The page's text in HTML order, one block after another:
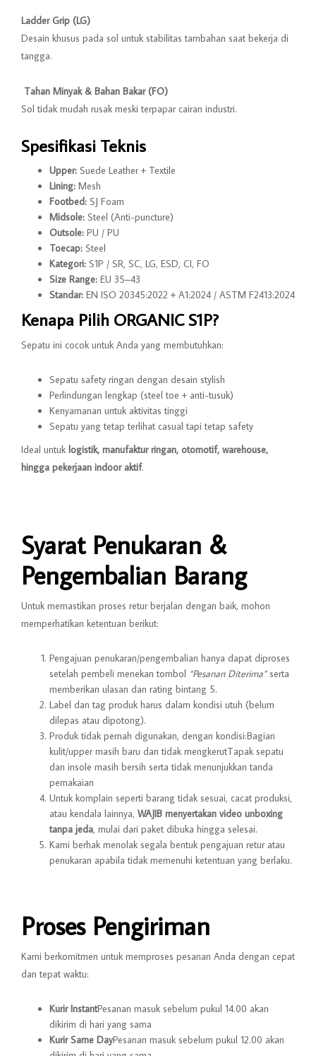
Ladder Grip (LG)
Desain khusus pada sol untuk stabilitas tambahan saat bekerja di
tangga.
️ Tahan Minyak & Bahan Bakar (FO)
Sol tidak mudah rusak meski terpapar cairan industri.
Spesifikasi Teknis
Upper: Suede Leather + Textile
Lining: Mesh
Footbed: SJ Foam
Midsole: Steel (Anti-puncture)
Outsole: PU / PU
Toecap: Steel
Kategori: S1P / SR, SC, LG, ESD, CI, FO
Size Range: EU 35–43
Standar: EN ISO 20345:2022 + A1:2024 / ASTM F2413:2024
Kenapa Pilih ORGANIC S1P?
Sepatu ini cocok untuk Anda yang membutuhkan:
Sepatu safety ringan dengan desain stylish
Perlindungan lengkap (steel toe + anti-tusuk)
Kenyamanan untuk aktivitas tinggi
Sepatu yang tetap terlihat casual tapi tetap safety
Ideal untuk logistik, manufaktur ringan, otomotif, warehouse,
hingga pekerjaan indoor aktif.
Syarat Penukaran &
Pengembalian Barang
Untuk memastikan proses retur berjalan dengan baik, mohon
memperhatikan ketentuan berikut:
Pengajuan penukaran/pengembalian hanya dapat diproses
setelah pembeli menekan tombol “Pesanan Diterima”serta
memberikan ulasan dan rating bintang 5.
Label dan tag produk harus dalam kondisi utuh (belum
dilepas atau dipotong).
Produk tidak pernah digunakan, dengan kondisi:Bagian
kulit/upper masih baru dan tidak mengkerutTapak sepatu
dan insole masih bersih serta tidak menunjukkan tanda
pemakaian
Untuk komplain seperti barang tidak sesuai, cacat produksi,
atau kendala lainnya, WAJIB menyertakan video unboxing
tanpa jeda, mulai dari paket dibuka hingga selesai.
Kami berhak menolak segala bentuk pengajuan retur atau
penukaran apabila tidak memenuhi ketentuan yang berlaku.
Proses Pengiriman
Kami berkomitmen untuk memproses pesanan Anda dengan cepat
dan tepat waktu:
Kurir InstantPesanan masuk sebelum pukul 14.00 akan
dikirim di hari yang sama
Kurir Same DayPesanan masuk sebelum pukul 12.00 akan